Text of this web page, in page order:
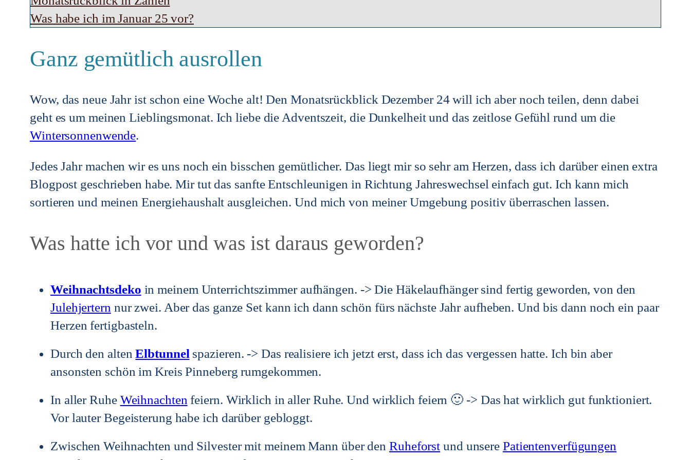
Was habe ich im Januar 25 vor?
Ganz gemütlich ausrollen
Wow, das neue Jahr ist schon eine Woche alt! Den Monatsrückblick Dezember 24 will ich aber noch teilen, denn dabei
geht es um meinen Lieblingsmonat. Ich liebe die Adventszeit, die Dunkelheit und das zeitlose Gefühl rund um die
Wintersonnenwende.
Jedes Jahr machen wir es uns noch ein bisschen gemütlicher. Das liegt mir so sehr am Herzen, dass ich darüber einen extra
Blogpost geschrieben habe. Mir tut das sanfte Entschleunigen in Richtung Jahreswechsel einfach gut. Ich kann mich
sortieren und meinen Energiehaushalt ausgleichen. Und mich von meiner Umgebung positiv überraschen lassen.
Was hatte ich vor und was ist daraus geworden?
Weihnachtsdeko in meinem Unterrichtszimmer aufhängen. -> Die Häkelaufhänger sind fertig geworden, von den
Julehjertern nur zwei. Aber das ganze Set kann ich dann schön fürs nächste Jahr aufheben. Und bis dann noch ein paar
Herzen fertigbasteln.
Durch den altenElbtunnel spazieren. -> Das realisiere ich jetzt erst, dass ich das vergessen hatte. Ich bin aber
ansonsten schön im Kreis Pinneberg rumgekommen.
In aller Ruhe Weihnachten feiern. Wirklich in aller Ruhe. Und wirklich feiern 🙂 -> Das hat wirklich gut funktioniert.
Vor lauter Begeisterung habe ich darüber gebloggt.
Zwischen Weihnachten und Silvester mit meinem Mann über denRuheforst und unsere Patientenverfügungen